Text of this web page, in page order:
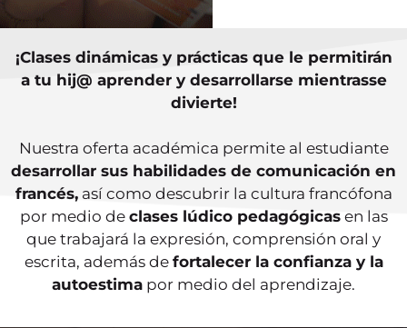
¡Clases dinámicas y prácticas que le permitirán
a tu hij@ aprender y desarrollarse mientrasse
divierte!
Nuestra oferta académica permite al estudiante
desarrollar sus habilidades de comunicación en
francés,así como descubrir la cultura francófona
por medio de clases lúdico pedagógicasen las
que trabajará la expresión, comprensión oral y
escrita, además de fortalecer la confianza y la
autoestima por medio del aprendizaje.